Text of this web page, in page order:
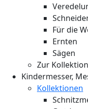
Für die
Ernten
Sägen
Zur Kollektion
Kindermesser,
Kollektionen